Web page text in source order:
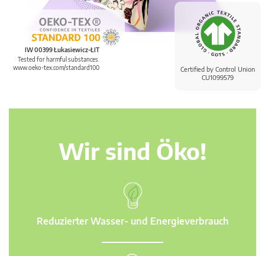
Certified by Control Union
CU1099579
IW 00399 Łukasiewicz-ŁIT
Tested for harmful substances.
www.oeko-tex.com/standard100
Wir sind Öko!
Reduzierter Wasser- und Energieverbrauch